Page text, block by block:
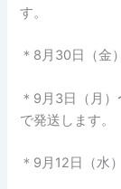
す。
＊8月30日（金
＊9月3日（月
で発送します。
＊9月12日（水